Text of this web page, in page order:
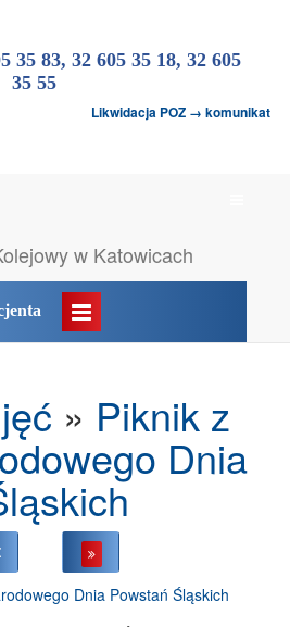
35 83, 32 605 35 18, 32 605
35 55
Likwidacja POZ → komunikat
w Katowicach
» Piknik z
Dnia